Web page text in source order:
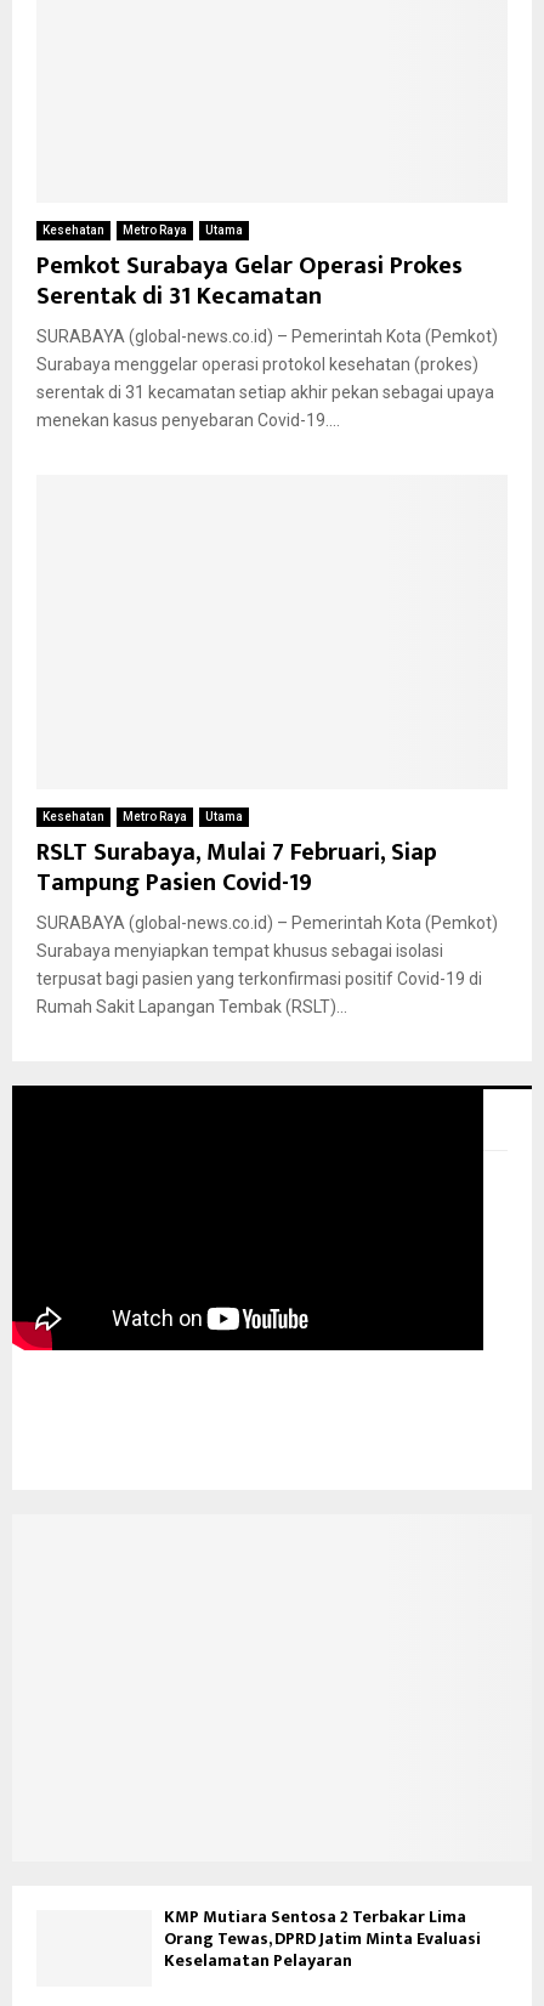
Kesehatan Metro Raya Utama
Pemkot Surabaya Gelar Operasi Prokes
Serentak di 31 Kecamatan
SURABAYA (global-news.co.id) – Pemerintah Kota (Pemkot)
Surabaya menggelar operasi protokol kesehatan (prokes)
serentak di 31 kecamatan setiap akhir pekan sebagai upaya
menekan kasus penyebaran Covid-19....
Kesehatan Metro Raya Utama
RSLT Surabaya, Mulai 7 Februari, Siap
Tampung Pasien Covid-19
SURABAYA (global-news.co.id) – Pemerintah Kota (Pemkot)
Surabaya menyiapkan tempat khusus sebagai isolasi
terpusat bagi pasien yang terkonfirmasi positif Covid-19 di
Rumah Sakit Lapangan Tembak (RSLT)...
KMP Mutiara Sentosa 2 Terbakar Lima
Orang Tewas, DPRD Jatim Minta Evaluasi
Keselamatan Pelayaran